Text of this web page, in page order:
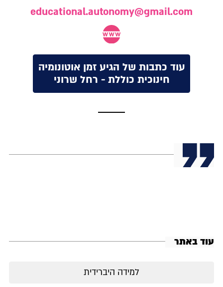
educational.autonomy@gmail.com
עוד כתבות של הגיע זמן אוטונומיה
חינוכית כוללת - רחל שרוני
עוד באתר
למידה היברידית